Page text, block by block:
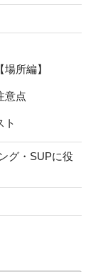
所編】
意点
ト
グ・SUPに役